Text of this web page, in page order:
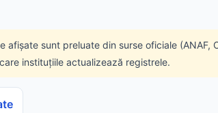
afișate sunt preluate din surse oficiale
instituțiile actualizează registrele.